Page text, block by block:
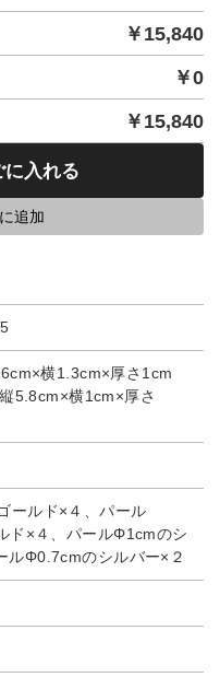
￥ 15,840
￥0
￥ 15,840
入れる
追加
横1.3cm×厚さ1cm
5.8cm×横1cm×厚さ
ールド×４、パール
ド×４、パールΦ1cmのシ
ルΦ0.7cmのシルバー×２